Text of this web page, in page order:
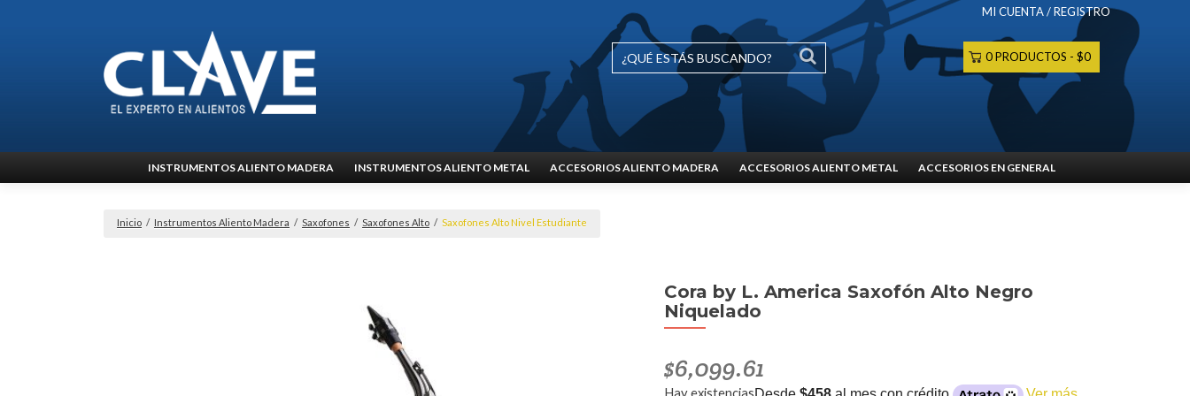
MI CUENTA / REGISTRO
0 PRODUCTOS $0
al
INSTRUMENTOS ALIENTO MADERA INSTRUMENTOS ALIENTO METAL ACCESORIOS ALIENTO MADERA ACCESORIOS ALIENTO METAL ACCESORIOS EN GENERAL
Inicio / Instrumentos Aliento Madera / Saxofones / Saxofones Alto / Saxofones Alto Nivel Estudiante
Cora by L. America Saxofón Alto Negro
Niquelado
$6,099.61
Hay existencias